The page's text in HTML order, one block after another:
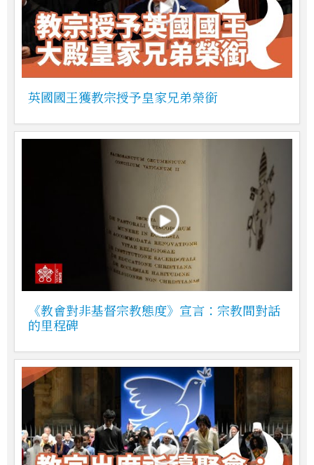
英國國王獲教宗授予皇家兄弟榮銜
《教會對非基督宗教態度》宣言：宗教間對話
的里程碑